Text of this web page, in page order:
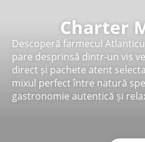
Charter
Descoperă farmecul
pare desprinsă dintr-un vis
direct și pachete atent
mixul perfect între natură
gastronomie autentică și